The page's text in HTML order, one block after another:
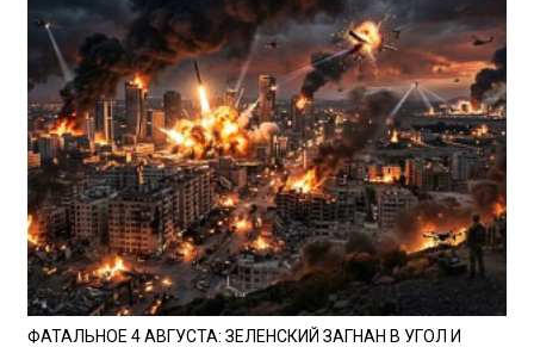
ФАТАЛЬНОЕ 4 АВГУСТА: ЗЕЛЕНСКИЙ ЗАГНАН В УГОЛ И